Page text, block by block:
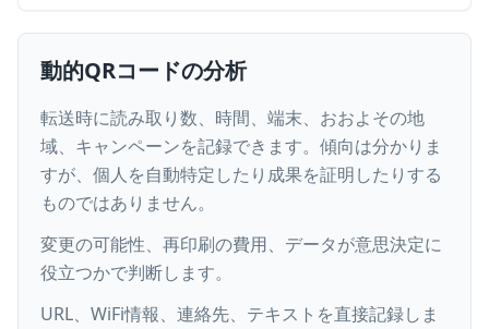
動的QRコードの分析
転送時に読み取り数、時間、端末、おおよその地
域、キャンペーンを記録できます。傾向は分かりま
すが、個人を自動特定したり成果を証明したりする
ものではありません。
変更の可能性、再印刷の費用、データが意思決定に
役立つかで判断します。
URL、WiFi情報、連絡先、テキストを直接記録しま